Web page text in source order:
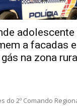
adolescente
a facadas
na zona
do 2º Comando